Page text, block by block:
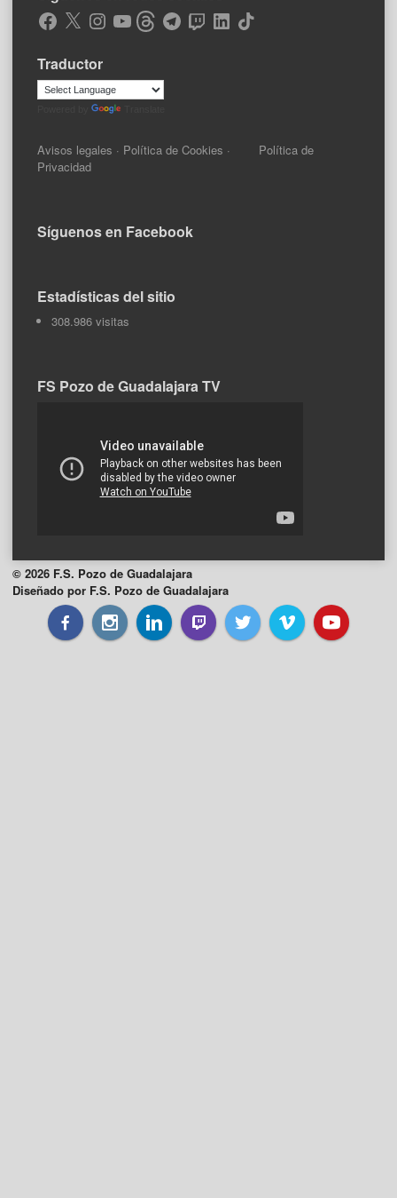
Facebook
X Instagram
YouTubeThreadsTelegramTwitchLinkedIn
TikTok
Traductor
Avisos legales · Política de Cookies · Política de
Privacidad
Síguenos en Facebook
Estadísticas del sitio
308.986 visitas
FS Pozo de Guadalajara TV
© 2026 F.S. Pozo de Guadalajara
Diseñado por F.S. Pozo de Guadalajara